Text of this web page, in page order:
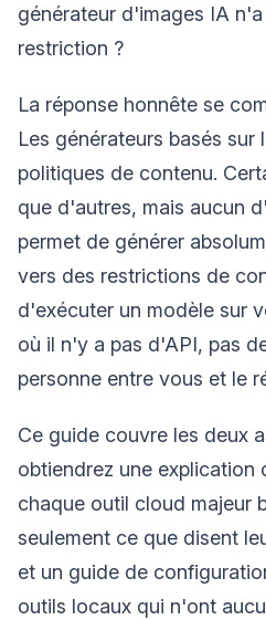
générateur d'images IA
restriction ?
La réponse honnête se
Les générateurs basés
politiques de contenu.
que d'autres, mais aucun
permet de générer
vers des restrictions de
d'exécuter un modèle sur
où il n'y a pas d'API, pas
personne entre vous et le
Ce guide couvre les deux
obtiendrez une explication
chaque outil cloud majeur
seulement ce que disent
et un guide de
outils locaux qui n'ont